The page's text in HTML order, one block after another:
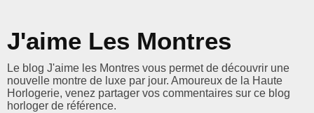
J'aime Les Montres
Le blog J'aime les Montres vous permet de découvrir une
nouvelle montre de luxe par jour. Amoureux de la Haute
Horlogerie, venez partager vos commentaires sur ce blog
horloger de référence.